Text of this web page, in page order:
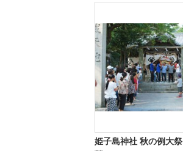
姫子島神社 秋の例大祭